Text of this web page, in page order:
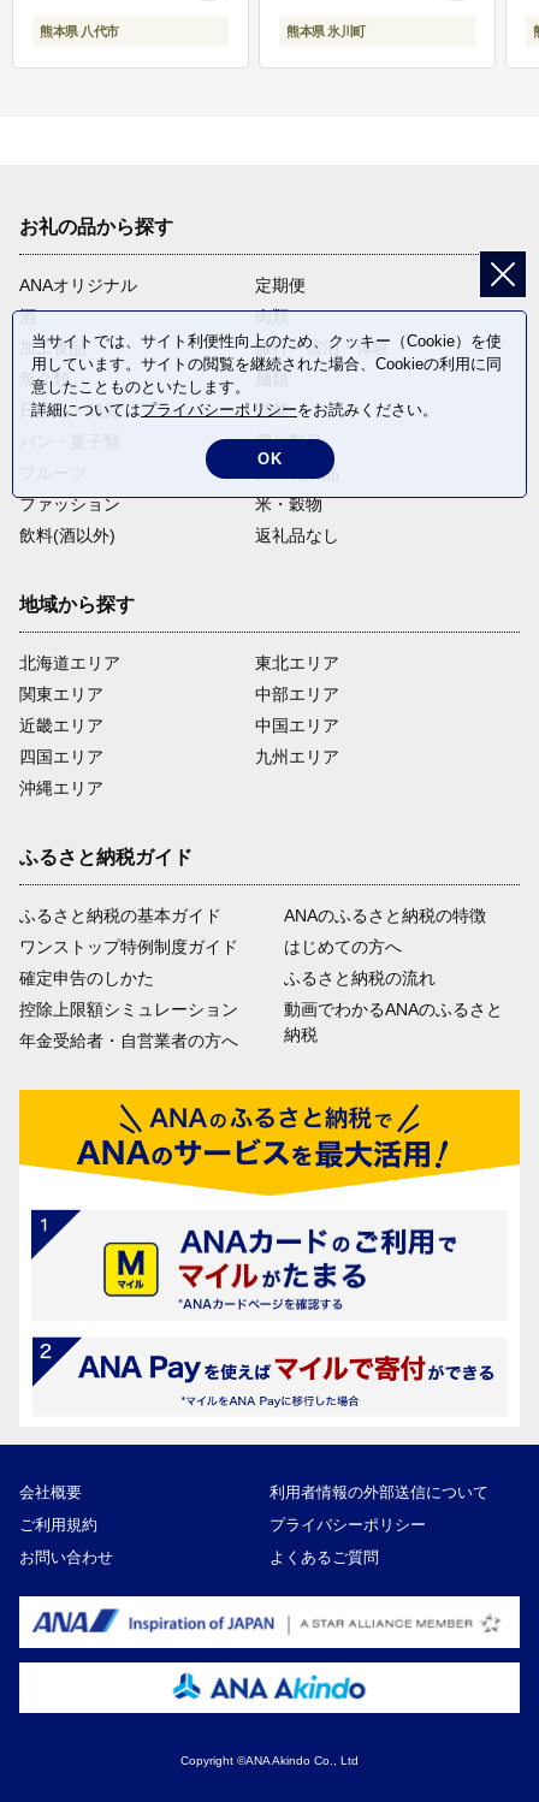
熊本県 八代市 熊本県 氷川町
お礼の品から探す
ANAオリジナル
定期便
酒
肉類
加工食品
旅行・宿泊・体験
魚介類
日用品・雑貨
野菜
電化製品
卵・乳製品
ファッション
米・穀物
飲料(酒以外)
返礼品なし
地域から探す
北海道エリア
関東エリア
近畿エリア
四国エリア
沖縄エリア
東北エリア
中部エリア
中国エリア
九州エリア
ふるさと納税ガイド
ふるさと納税の基本ガイド
ワンストップ特例制度ガイド
確定申告のしかた
控除上限額シミュレーション
年金受給者・自営業者の方へ
ANAのふるさと納税の特徴
はじめての方へ
ふるさと納税の流れ
動画でわかるANAのふるさと
納税
会社概要
利用者情報の外部送信について
ご利用規約
プライバシーポリシー
お問い合わせ
よくあるご質問
Copyright ©ANA Akindo Co., Ltd
当サイトでは、サイト利便性向上のため、クッキー（Cookie）を使
用しています。サイトの閲覧を継続された場合、Cookieの利用に同
意したことものといたします。
詳細についてはプライバシーポリシーをお読みください。
OK